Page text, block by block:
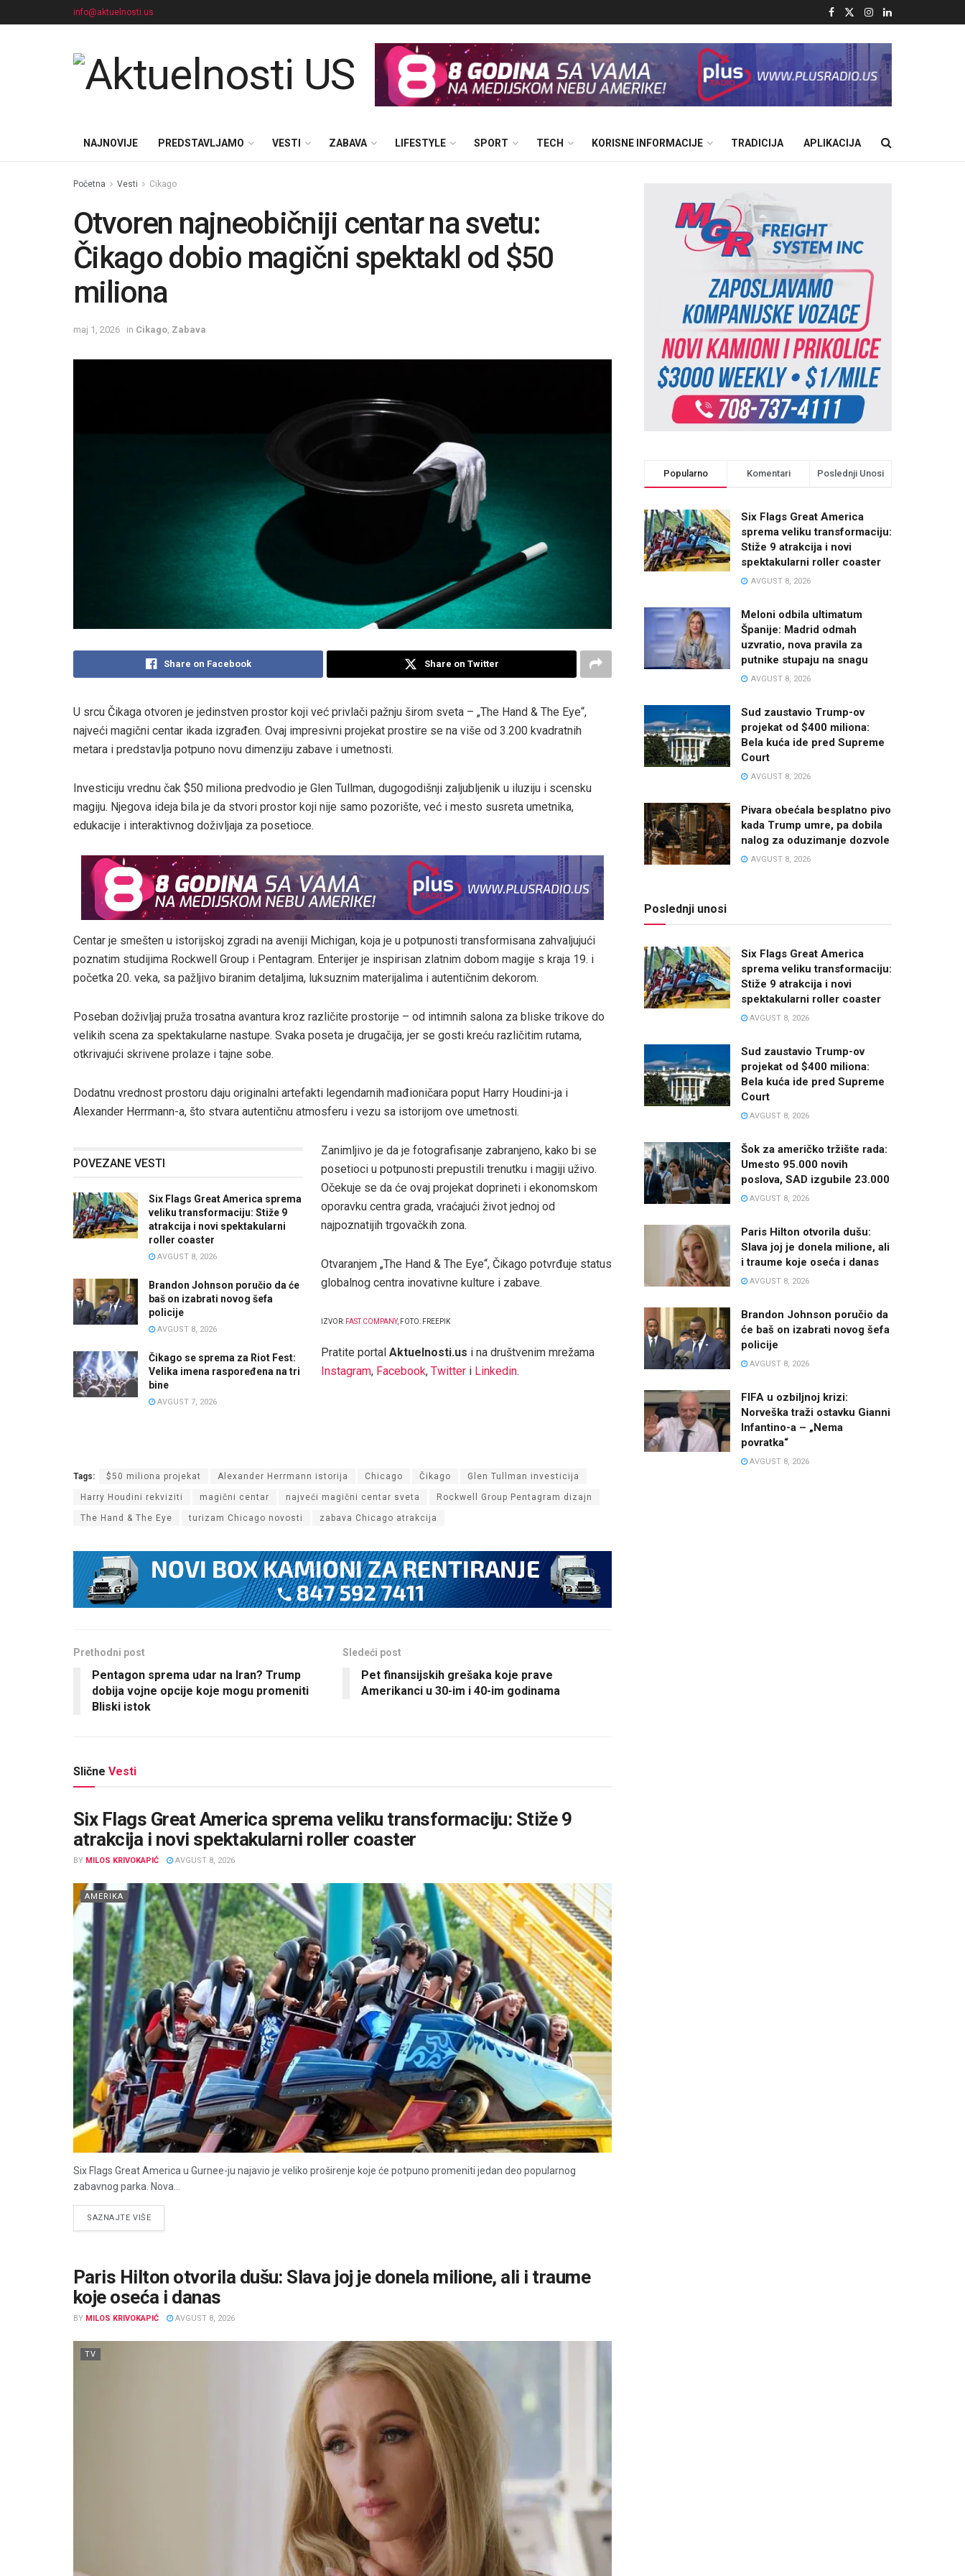
info@aktuelnosti.us
NAJNOVIJE PREDSTAVLJAMO VESTI ZABAVA LIFESTYLE SPORT TECH KORISNE INFORMACIJE TRADICIJA APLIKACIJA
Početna Vesti Cikago
Otvoren najneobičniji centar na svetu:
Čikago dobio magični spektakl od $50
miliona
maj 1, 2026 in Cikago Zabava
Share on Facebook Share on Twitter
U srcu Čikaga otvoren je jedinstven prostor koji već privlači pažnju širom sveta – „The Hand & The Eye“,
najveći magični centar ikada izgrađen. Ovaj impresivni projekat prostire se na više od 3.200 kvadratnih
metara i predstavlja potpuno novu dimenziju zabave i umetnosti.
Investiciju vrednu čak $50 miliona predvodio je Glen Tullman, dugogodišnji zaljubljenik u iluziju i scensku
magiju. Njegova ideja bila je da stvori prostor koji nije samo pozorište, već i mesto susreta umetnika,
edukacije i interaktivnog doživljaja za posetioce.
Centar je smešten u istorijskoj zgradi na aveniji Michigan, koja je u potpunosti transformisana zahvaljujući
poznatim studijima Rockwell Group i Pentagram. Enterijer je inspirisan zlatnim dobom magije s kraja 19. i
početka 20. veka, sa pažljivo biranim detaljima, luksuznim materijalima i autentičnim dekorom.
Poseban doživljaj pruža trosatna avantura kroz različite prostorije – od intimnih salona za bliske trikove do
velikih scena za spektakularne nastupe. Svaka poseta je drugačija, jer se gosti kreću različitim rutama,
otkrivajući skrivene prolaze i tajne sobe.
Dodatnu vrednost prostoru daju originalni artefakti legendarnih mađioničara poput Harry Houdini-ja i
Alexander Herrmann-a, što stvara autentičnu atmosferu i vezu sa istorijom ove umetnosti.
POVEZANE VESTI
Six Flags Great America sprema
veliku transformaciju: Stiže 9
atrakcija i novi spektakularni
roller coaster
AVGUST 8, 2026
Brandon Johnson poručio da će
baš on izabrati novog šefa
policije
AVGUST 8, 2026
Čikago se sprema za Riot Fest:
Velika imena raspoređena na tri
bine
AVGUST 7, 2026
Zanimljivo je da je fotografisanje zabranjeno, kako bi se
posetioci u potpunosti prepustili trenutku i magiji uživo.
Očekuje se da će ovaj projekat doprineti i ekonomskom
oporavku centra grada, vraćajući život jednoj od
najpoznatijih trgovačkih zona.
Otvaranjem „The Hand & The Eye“, Čikago potvrđuje status
globalnog centra inovativne kulture i zabave.
IZVOR: FAST COMPANY, FOTO: FREEPIK
Pratite portal Aktuelnosti.us i na društvenim mrežama
Instagram, Facebook, Twitter i Linkedin.
Tags: $50 miliona projekat Alexander Herrmann istorija Chicago Čikago Glen Tullman investicija
Harry Houdini rekviziti magični centar najveći magični centar sveta Rockwell Group Pentagram dizajn
The Hand & The Eye turizam Chicago novosti zabava Chicago atrakcija
Prethodni post
Pentagon sprema udar na Iran? Trump
dobija vojne opcije koje mogu promeniti
Bliski istok
Sledeći post
Pet finansijskih grešaka koje prave
Amerikanci u 30-im i 40-im godinama
Slične Vesti
Six Flags Great America sprema veliku transformaciju: Stiže 9
atrakcija i novi spektakularni roller coaster
BY MILOS KRIVOKAPIĆ AVGUST 8, 2026
AMERIKA
Six Flags Great America u Gurnee-ju najavio je veliko proširenje koje će potpuno promeniti jedan deo popularnog
zabavnog parka. Nova...
SAZNAJTE VIŠEDETAILS
Paris Hilton otvorila dušu: Slava joj je donela milione, ali i traume
koje oseća i danas
BY MILOS KRIVOKAPIĆ AVGUST 8, 2026
TV
Popularno Komentari Poslednji Unosi
Six Flags Great America
sprema veliku transformaciju:
Stiže 9 atrakcija i novi
spektakularni roller coaster
AVGUST 8, 2026
Meloni odbila ultimatum
Španije: Madrid odmah
uzvratio, nova pravila za
putnike stupaju na snagu
AVGUST 8, 2026
Sud zaustavio Trump-ov
projekat od $400 miliona:
Bela kuća ide pred Supreme
Court
AVGUST 8, 2026
Pivara obećala besplatno pivo
kada Trump umre, pa dobila
nalog za oduzimanje dozvole
AVGUST 8, 2026
Poslednji unosi
Six Flags Great America
sprema veliku transformaciju:
Stiže 9 atrakcija i novi
spektakularni roller coaster
AVGUST 8, 2026
Sud zaustavio Trump-ov
projekat od $400 miliona:
Bela kuća ide pred Supreme
Court
AVGUST 8, 2026
Šok za američko tržište rada:
Umesto 95.000 novih
poslova, SAD izgubile 23.000
AVGUST 8, 2026
Paris Hilton otvorila dušu:
Slava joj je donela milione, ali
i traume koje oseća i danas
AVGUST 8, 2026
Brandon Johnson poručio da
će baš on izabrati novog šefa
policije
AVGUST 8, 2026
FIFA u ozbiljnoj krizi:
Norveška traži ostavku Gianni
Infantino-a – „Nema
povratka“
AVGUST 8, 2026